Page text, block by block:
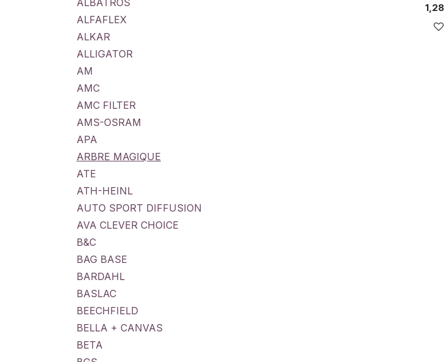
ALBATROS
ALFAFLEX
ALKAR
ALLIGATOR
AM
AMC
AMC FILTER
AMS-OSRAM
APA
ARBRE MAGIQUE
ATE
ATH-HEINL
AUTO SPORT DIFFUSION
AVA CLEVER CHOICE
B&C
BAG BASE
BARDAHL
BASLAC
BEECHFIELD
BELLA + CANVAS
BETA
1,28